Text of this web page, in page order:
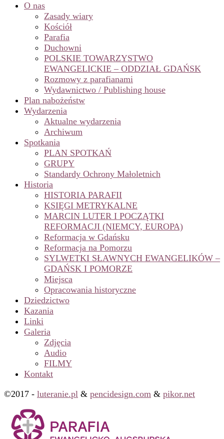
O nas
Zasady wiary
Kościół
Parafia
Duchowni
POLSKIE TOWARZYSTWO
EWANGELICKIE – ODDZIAŁ GDAŃSK
Rozmowy z parafianami
Wydawnictwo / Publishing house
Plan nabożeństw
Wydarzenia
Aktualne wydarzenia
Archiwum
Spotkania
PLAN SPOTKAŃ
GRUPY
Standardy Ochrony Małoletnich
Historia
HISTORIA PARAFII
KSIĘGI METRYKALNE
MARCIN LUTER I POCZĄTKI
REFORMACJI (NIEMCY, EUROPA)
Reformacja w Gdańsku
Reformacja na Pomorzu
SYLWETKI SŁAWNYCH EWANGELIKÓW –
GDAŃSK I POMORZE
Miejsca
Opracowania historyczne
Dziedzictwo
Kazania
Linki
Galeria
Zdjęcia
Audio
FILMY
Kontakt
©2017 - luteranie.pl & pencidesign.com & pikor.net